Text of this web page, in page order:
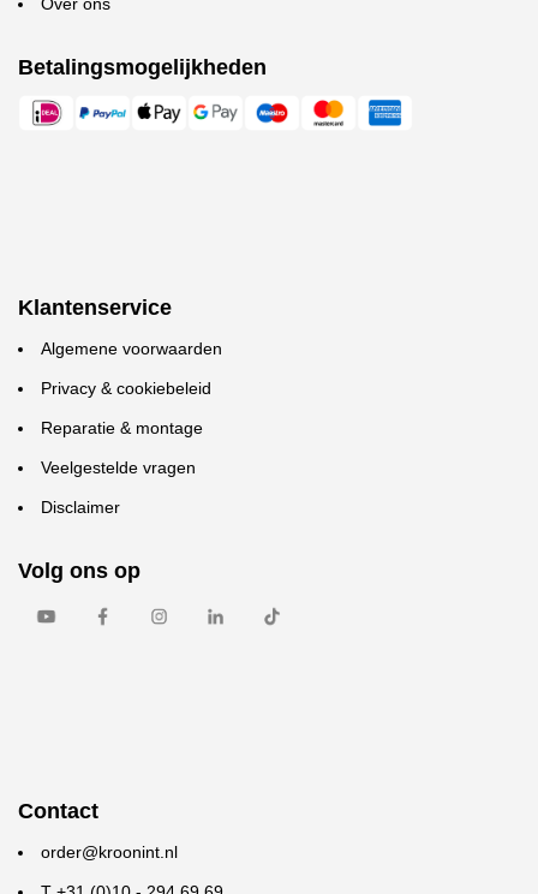
Betalingsmogelijkheden
Klantenservice
Algemene voorwaarden
Privacy & cookiebeleid
Reparatie & montage
Veelgestelde vragen
Disclaimer
Volg ons op
Contact
order@kroonint.nl